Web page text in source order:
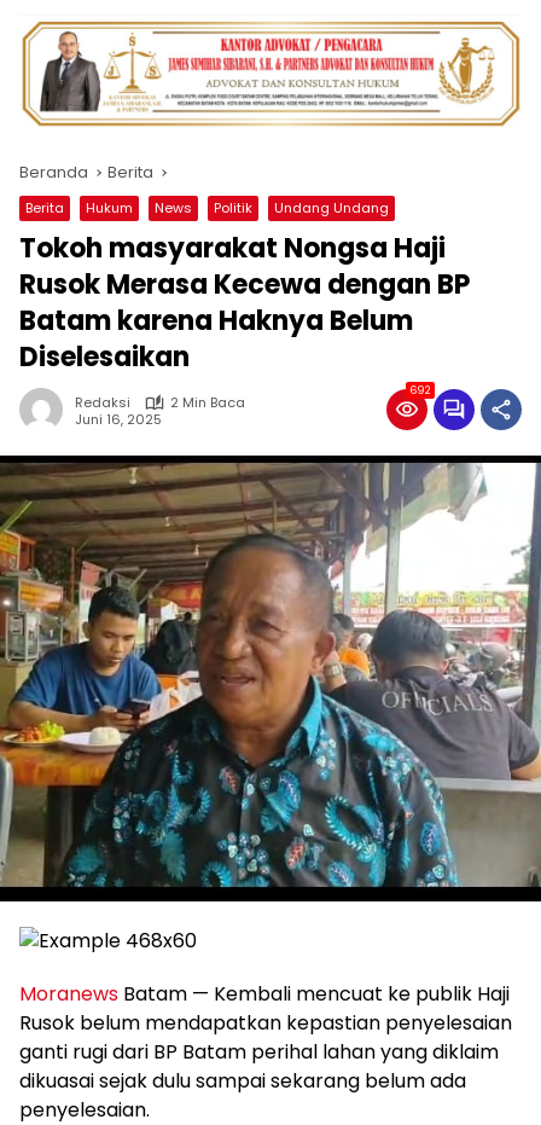
Beranda Berita
Berita Hukum News Politik Undang Undang
Tokoh masyarakat Nongsa Haji
Rusok Merasa Kecewa dengan BP
Batam karena Haknya Belum
Diselesaikan
Redaksi
2 Min Baca
Juni 16, 2025
692
Moranews Batam — Kembali mencuat ke publik Haji
Rusok belum mendapatkan kepastian penyelesaian
ganti rugi dari BP Batam perihal lahan yang diklaim
dikuasai sejak dulu sampai sekarang belum ada
penyelesaian.